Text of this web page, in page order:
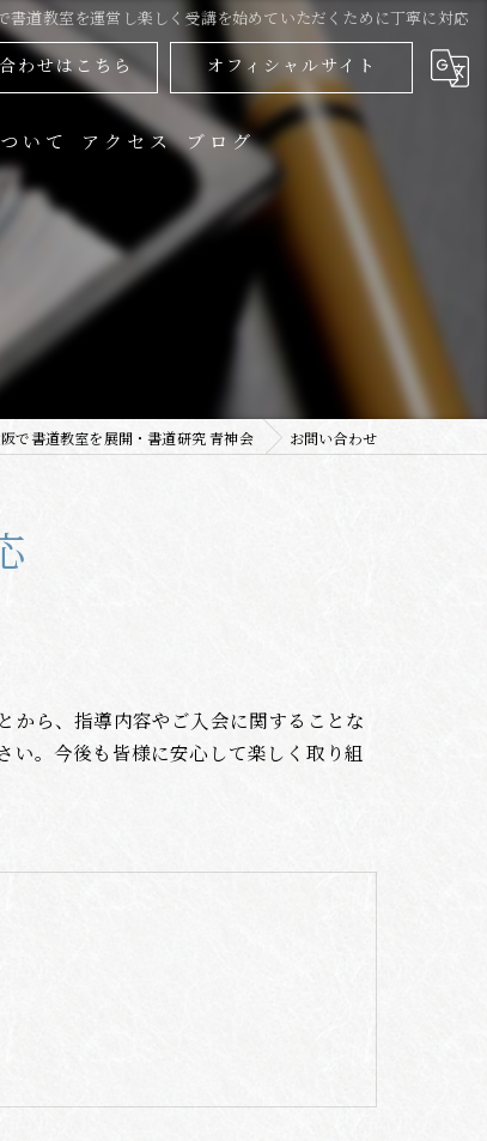
書道教室を運営し楽しく受講を始めていただくために丁寧に対応
わせはこちら オフィシャルサイト
いて アクセス ブログ
で書道教室を展開・書道研究 青神会 お問い合わせ
から、指導内容やご入会に関することな
い。今後も皆様に安心して楽しく取り組